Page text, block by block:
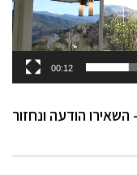
00:12
הודעה ונחזור